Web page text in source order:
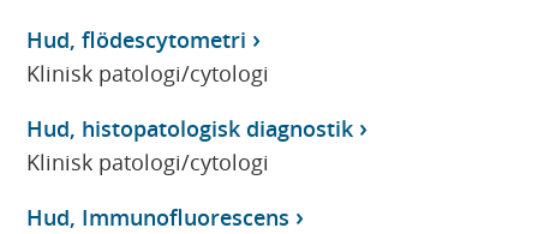
Hud, flödescytometri
Klinisk patologi/cytologi
Hud, histopatologisk diagnostik
Klinisk patologi/cytologi
Hud, Immunofluorescens